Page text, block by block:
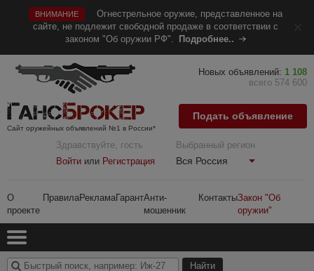
ВНИМАНИЕ
Огнестрельное оружие, представленное на
сайте, не подлежит свободной продаже в соответствии с
законом "Об оружии РФ".
Подробнее..
Сайт оружейных объявлений №1 в России*
Здравствуйте, гость
Войти или Регистрация
Выбранный регион
Вся Россия
О
проекте
ПравилаРекламаГарантАнти-
мошенник
КонтактыЗакон "Об
оружии"
Новых объявлений: 1 108
всего 574 600
Подать объявление